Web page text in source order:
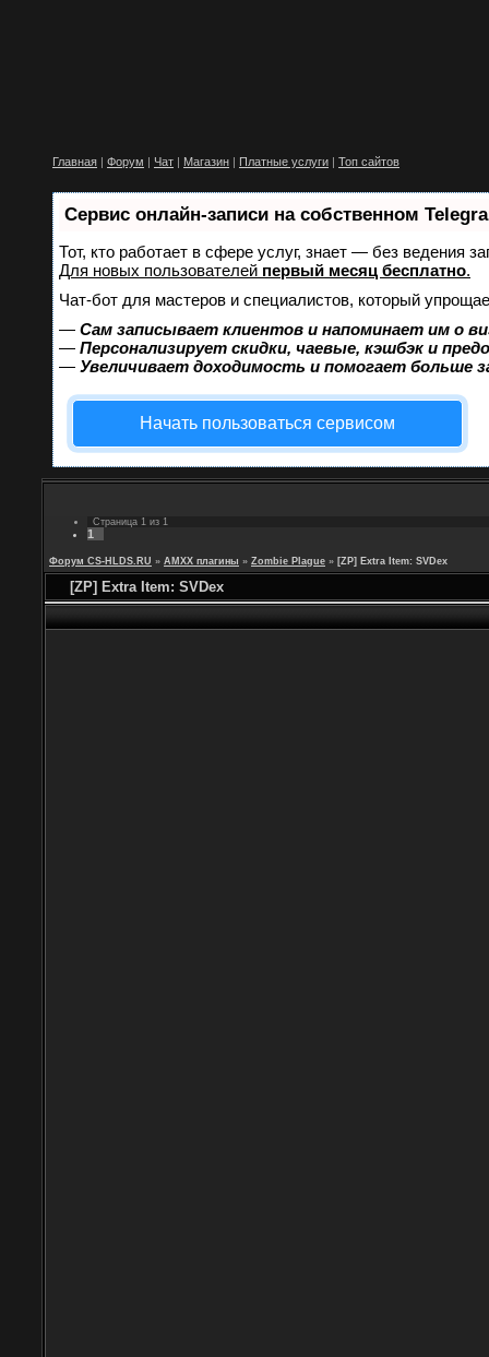
Главная | Форум | Чат | Магазин | Платные услуги | Топ сайтов
Сервис онлайн-записи на собственном
Тот, кто работает в сфере услуг, знает — без ведения
Для новых пользователей первый месяц бесплатно.
Чат-бот для мастеров и специалистов, который
— Сам записывает клиентов и напоминает им о
— Персонализирует скидки, чаевые, кэшбэк и
— Увеличивает доходимость и помогает больше
Начать пользоваться сервисом
Страница 1 из 1
1
Форум CS-HLDS.RU » AMXX плагины » Zombie Plague » [ZP] Extra Item: SVDex
[ZP] Extra Item: SVDex